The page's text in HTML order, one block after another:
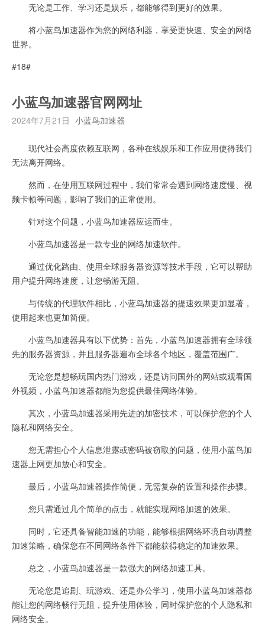
无论是工作、学习还是娱乐，都能够得到更好的效果。
将小蓝鸟加速器作为您的网络利器，享受更快速、安全的网络
世界。
#18#
小蓝鸟加速器官网网址
2024年7月21日 小蓝鸟加速器
现代社会高度依赖互联网，各种在线娱乐和工作应用使得我们
无法离开网络。
然而，在使用互联网过程中，我们常常会遇到网络速度慢、视
频卡顿等问题，影响了我们的正常使用。
针对这个问题，小蓝鸟加速器应运而生。
小蓝鸟加速器是一款专业的网络加速软件。
通过优化路由、使用全球服务器资源等技术手段，它可以帮助
用户提升网络速度，让您畅游无阻。
与传统的代理软件相比，小蓝鸟加速器的提速效果更加显著，
使用起来也更加简便。
小蓝鸟加速器具有以下优势：首先，小蓝鸟加速器拥有全球领
先的服务器资源，并且服务器遍布全球各个地区，覆盖范围广。
无论您是想畅玩国内热门游戏，还是访问国外的网站或观看国
外视频，小蓝鸟加速器都能为您提供最佳网络体验。
其次，小蓝鸟加速器采用先进的加密技术，可以保护您的个人
隐私和网络安全。
您无需担心个人信息泄露或密码被窃取的问题，使用小蓝鸟加
速器上网更加放心和安全。
最后，小蓝鸟加速器操作简便，无需复杂的设置和操作步骤。
您只需通过几个简单的点击，就能实现网络加速的效果。
同时，它还具备智能加速的功能，能够根据网络环境自动调整
加速策略，确保您在不同网络条件下都能获得稳定的加速效果。
总之，小蓝鸟加速器是一款强大的网络加速工具。
无论您是追剧、玩游戏、还是办公学习，使用小蓝鸟加速器都
能让您的网络畅行无阻，提升使用体验，同时保护您的个人隐私和
网络安全。